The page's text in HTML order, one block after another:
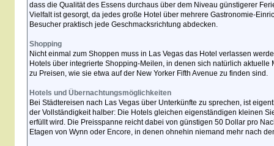
dass die Qualität des Essens durchaus über dem Niveau günstigerer
Vielfalt ist gesorgt, da jedes große Hotel über mehrere Gastronomie-
Besucher praktisch jede Geschmacksrichtung abdecken.
Shopping
Nicht einmal zum Shoppen muss in Las Vegas das Hotel verlassen
Hotels über integrierte Shopping-Meilen, in denen sich natürlich aktuelle
zu Preisen, wie sie etwa auf der New Yorker Fifth Avenue zu finden sind.
Hotels und Übernachtungsmöglichkeiten
Bei Städtereisen nach Las Vegas über Unterkünfte zu sprechen, ist
der Vollständigkeit halber: Die Hotels gleichen eigenständigen kleinen
erfüllt wird. Die Preisspanne reicht dabei von günstigen 50 Dollar pro
Etagen von Wynn oder Encore, in denen ohnehin niemand mehr nach